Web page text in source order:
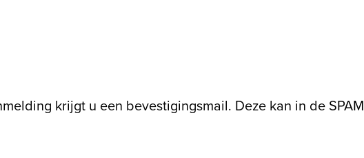
krijgt u een bevestigingsmail. Deze kan in de SPAM